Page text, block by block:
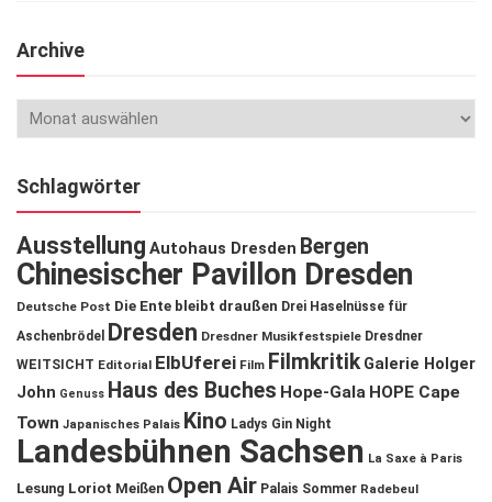
Archive
Schlagwörter
Ausstellung Autohaus Dresden Bergen
Chinesischer Pavillon Dresden
Deutsche Post Die Ente bleibt draußen Drei Haselnüsse für
Aschenbrödel
Dresden Dresdner Musikfestspiele Dresdner
WEITSICHT Editorial ElbUferei Film Filmkritik Galerie Holger
John Genuss Haus des Buches Hope-Gala HOPE Cape
Town Japanisches Palais Kino Ladys Gin Night
Landesbühnen Sachsen La Saxe à Paris
Lesung Loriot Meißen Open Air Palais Sommer Radebeul